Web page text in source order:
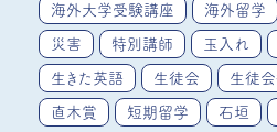
海外大学受験講座 海外留学
災害 特別講師 玉入れ
生きた英語 生徒会 生徒
直木賞 短期留学 石垣